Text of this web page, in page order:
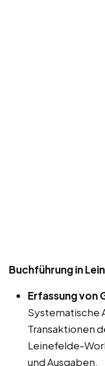
Buchführung in
Erfassung von
Systematische
Transaktionen
Leinefelde-
und Ausgaben.